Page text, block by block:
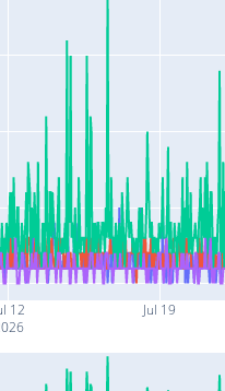
12 Jul 19